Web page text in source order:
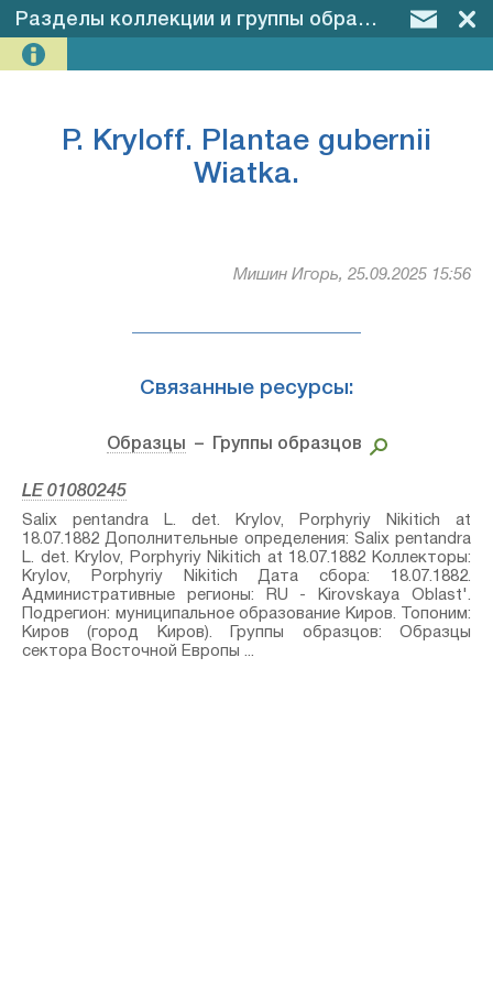
Разделы коллекции и группы образцов –P.
P. Kryloff. Plantae gubernii
Wiatka.
Мишин Игорь, 25.09.2025 15:56
Связанные ресурсы:
Образцы – Группы образцов
LE 01080245
Salix pentandra L.⁣ det. Krylov, Porphyriy Nikitich at
18.07.1882 Дополнительные определения: Salix pentandra
L.⁣ det. Krylov, Porphyriy Nikitich at 18.07.1882 Коллекторы:
Krylov, Porphyriy Nikitich Дата сбора: 18.07.1882.
Административные регионы: RU - Kirovskaya Oblast'.
Подрегион: муниципальное образование Киров. Топоним:
Киров (город Киров). Группы образцов: Образцы
сектора Восточной Европы ...